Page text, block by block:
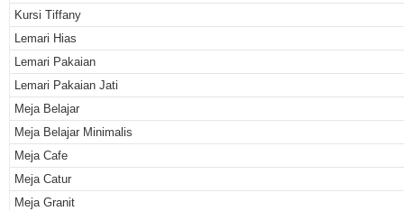
Kursi Tiffany
Lemari Hias
Lemari Pakaian
Lemari Pakaian Jati
Meja Belajar
Meja Belajar Minimalis
Meja Cafe
Meja Catur
Meja Granit